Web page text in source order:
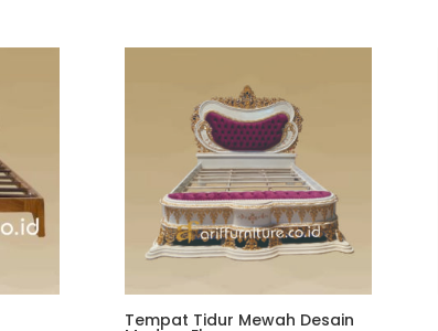
Tempat Tidur Mewah Desain